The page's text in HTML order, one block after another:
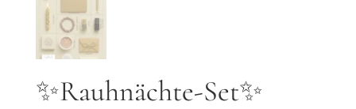
✨Rauhnächte-Set✨